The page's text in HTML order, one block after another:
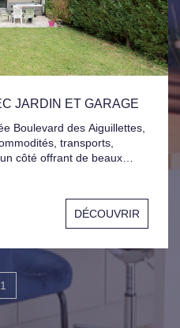
JARDIN ET GARAGE
Boulevard des Aiguillettes,
transports,
côté offrant de beaux
: Entrée, Garage, 2
annexe, Salle d'eau, -1er
Cuisine indépendante,
Salle de Bains, -
Idéals pour un espace
entourant la maison sur
DÉCOUVRIR
1